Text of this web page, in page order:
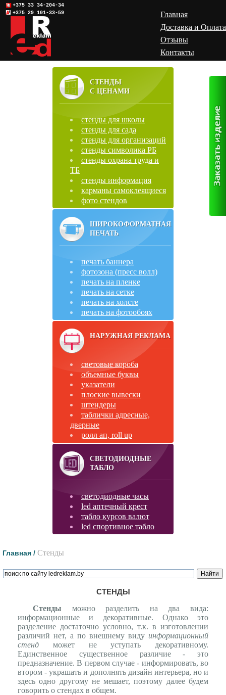
+375 33 34-204-34
+375 29 101-33-59
Главная
Доставка и Оплата
Отзывы
Контакты
СТЕНДЫ
С ЦЕНАМИ
стенды для школы
стенды для сада
стенды для организаций
стенды символика РБ
стенды охрана труда и
ТБ
стенды информация
карманы самоклеящиеся
фото стендов
ШИРОКОФОРМАТНАЯ
ПЕЧАТЬ
печать баннера
фотозона (пресс волл)
печать на пленке
печать на сетке
печать на холсте
печать на фотообоях
НАРУЖНАЯ РЕКЛАМА
световые короба
объемные буквы
указатели
плоские вывески
штендеры
таблички адресные,
дверные
ролл ап, roll up
СВЕТОДИОДНЫЕ
ТАБЛО
светодиодные часы
led аптечный крест
табло курсов валют
led спортивное табло
Главная / Стенды
СТЕНДЫ
Стенды можно разделить на два вида:
информационные и декоративные. Однако это
разделение достаточно условно, т.к. в изготовлении
различий нет, а по внешнему виду информационный
стенд может не уступать декоративному.
Единственное существенное различие - это
предназначение. В первом случае - информировать, во
втором - украшать и дополнять дизайн интерьера, но и
здесь одно другому не мешает, поэтому далее будем
говорить о стендах в общем.